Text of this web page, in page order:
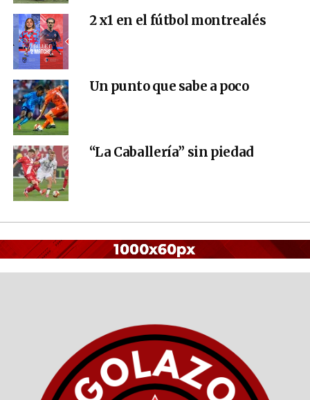
2 x1 en el fútbol montrealés
Un punto que sabe a poco
“La Caballería” sin piedad